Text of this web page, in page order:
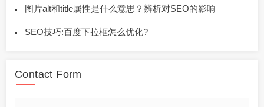
图片alt和title属性是什么意思？辨析对SEO的影响
SEO技巧:百度下拉框怎么优化?
Contact Form